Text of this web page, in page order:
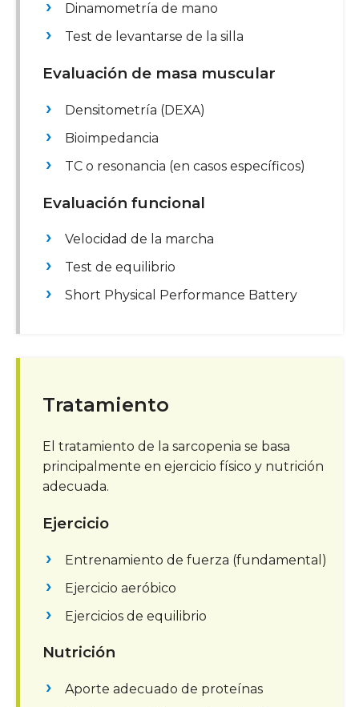
Dinamometría de mano
Test de levantarse de la silla
Evaluación de masa muscular
Densitometría (DEXA)
Bioimpedancia
TC o resonancia (en casos específicos)
Evaluación funcional
Velocidad de la marcha
Test de equilibrio
Short Physical Performance Battery
Tratamiento
El tratamiento de la sarcopenia se basa
principalmente en ejercicio físico y nutrición
adecuada.
Ejercicio
Entrenamiento de fuerza (fundamental)
Ejercicio aeróbico
Ejercicios de equilibrio
Nutrición
Aporte adecuado de proteínas